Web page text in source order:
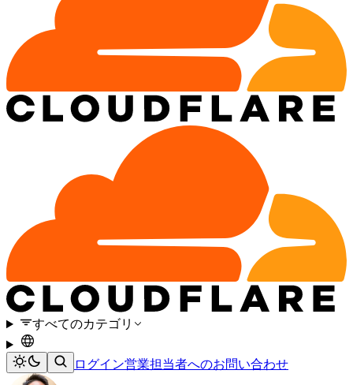
すべてのカテゴリ
ログイン営業担当者へのお問い合わせ